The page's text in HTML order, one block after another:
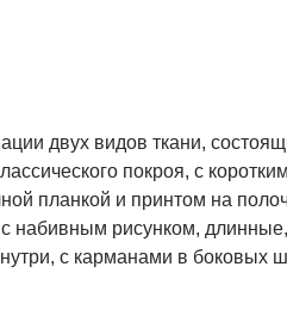
двух видов ткани,
покроя, с
планкой и принтом на
набивным рисунком, длинные,
с карманами в боковых